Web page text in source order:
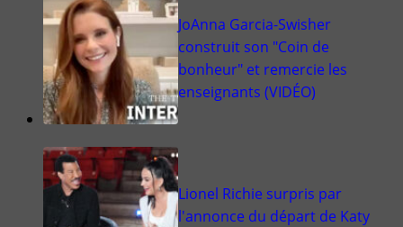
JoAnna Garcia-Swisher
construit son "Coin de
bonheur" et remercie les
enseignants (VIDÉO)
Lionel Richie surpris par
l'annonce du départ de Katy